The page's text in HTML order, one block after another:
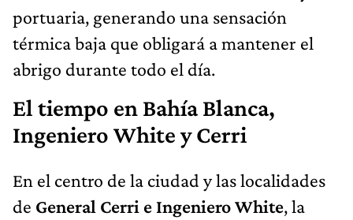
portuaria, generando una sensación
térmica baja que obligará a mantener el
abrigo durante todo el día.
El tiempo en Bahía Blanca,
Ingeniero White y Cerri
En el centro de la ciudad y las localidades
de General Cerri e Ingeniero White, la